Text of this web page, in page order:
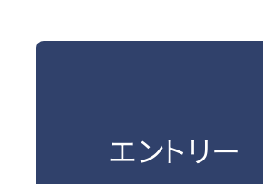
エントリー